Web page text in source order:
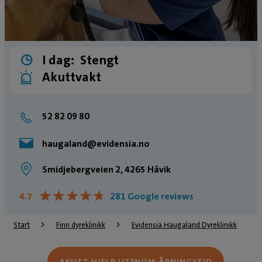
I dag: Stengt
Akuttvakt
52 82 09 80
haugaland@evidensia.no
Smidjebergveien 2, 4265 Håvik
4.7 ★★★★★
★★★★★ 281 Google reviews
Start Finn dyreklinikk Evidensia Haugaland Dyreklinikk